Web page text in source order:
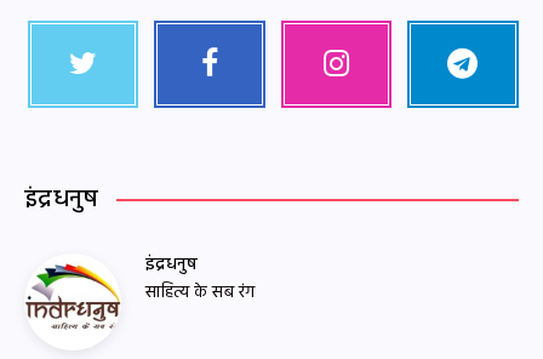
इंद्रधनुष
इंद्रधनुष
साहित्य के सब रंग